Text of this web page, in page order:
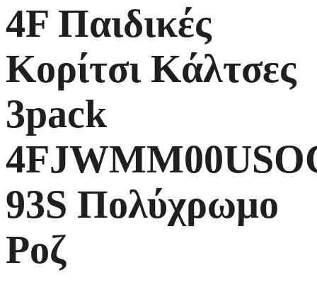
4F Παιδικές
Κορίτσι Κάλτσες
3pack
93S Πολύχρωμο
Ροζ